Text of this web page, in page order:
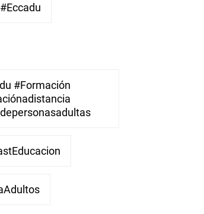
#eccadu
#formación